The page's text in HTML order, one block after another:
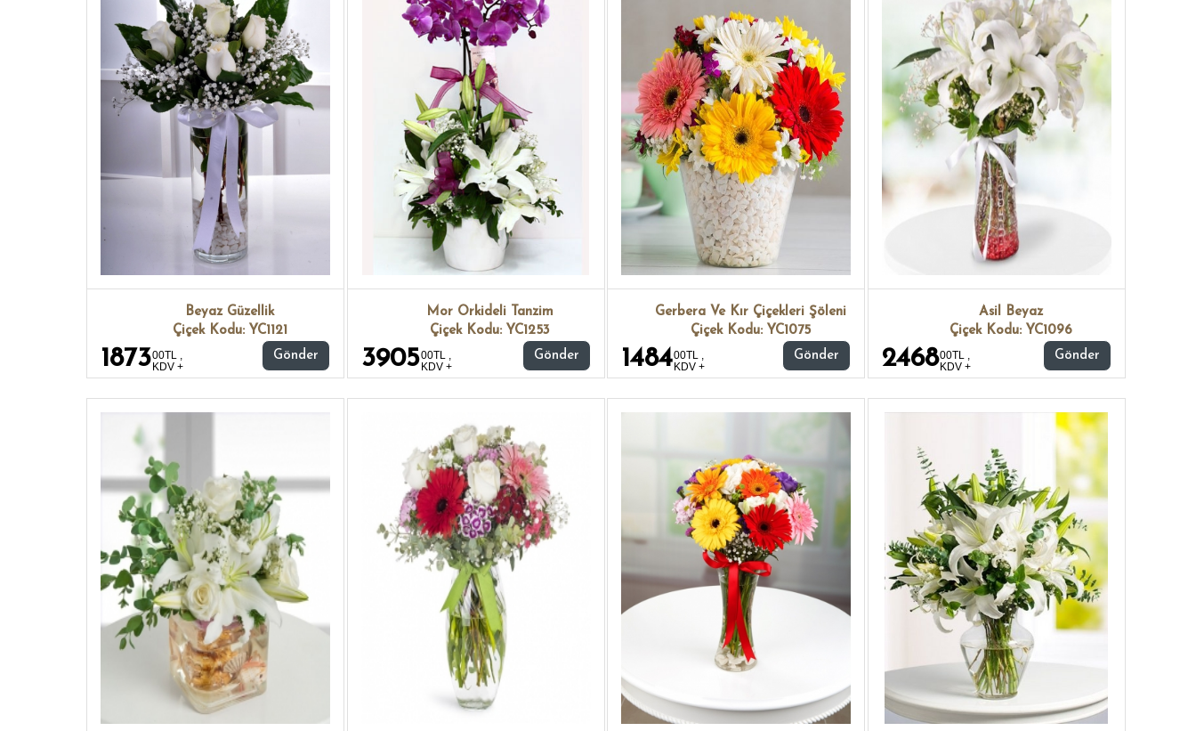
Beyaz Güzellik
Çiçek Kodu: YC1121
187300TL ,
KDV +
Gönder
Mor Orkideli Tanzim
Çiçek Kodu: YC1253
390500TL ,
KDV +
Gönder
Gerbera Ve Kır Çiçekleri Şöleni
Çiçek Kodu: YC1075
148400TL ,
KDV +
Gönder
Asil Beyaz
Çiçek Kodu: YC1096
246800TL ,
KDV +
Gönder